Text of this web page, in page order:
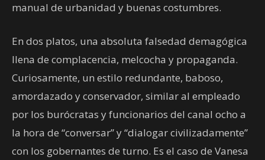
manual de urbanidad y buenas costumbres.
En dos platos, una absoluta falsedad demagógica
llena de complacencia, melcocha y propaganda.
Curiosamente, un estilo redundante, baboso,
amordazado y conservador, similar al empleado
por los burócratas y funcionarios del canal ocho a
la hora de “conversar” y “dialogar civilizadamente”
con los gobernantes de turno. Es el caso de Vanesa